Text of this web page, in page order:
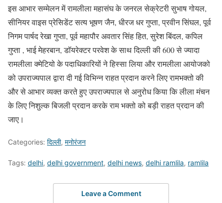
इस आभार सम्मेलन में रामलीला महासंघ के जनरल सेक्रेटरी सुभाष गोयल,
सीनियर वाइस प्रेसिडेंट सत्य भूषण जैन, धीरज धर गुप्ता, प्रवीन सिंघल, पूर्व
निगम पार्षद रेखा गुप्ता, पूर्व महापौर अवतार सिंह हित, सुरेश बिंदल, कपिल
गुप्ता , भाई मेहरबान, डॉयरेक्टर परवेश के साथ दिल्ली की 600 से ज्यादा
रामलीला क्मेटियो के पदाधिकारियों ने हिस्सा लिया और रामलीला आयोजको
को उपराज्यपाल द्वारा दी गई विभिन्न राहत प्रदान करने लिए रामभक्तो की
और से आभार व्यक्त करते हुए उपराज्यपाल से अनुरोध किया कि लीला मंचन
के लिए निशुल्क बिजली प्रदान करके राम भक्तो को बड़ी राहत प्रदान की
जाए।
Categories: दिल्ली, मनोरंजन
Tags: delhi, delhi government, delhi news, delhi ramlila, ramlila
Leave a Comment